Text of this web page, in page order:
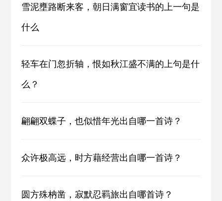
雪泥壅路断来客，朝日满窗宜读书的上一句是
什么
轻车在门忽折轴，恨如秋江盛不满的上句是什
么？
翩翩双蝶子，也似惜年光出自哪一首诗？
众许极高远，时方藉经营出自哪一首诗？
圆方殊枘凿，寂默忍羁旅出自哪首诗？